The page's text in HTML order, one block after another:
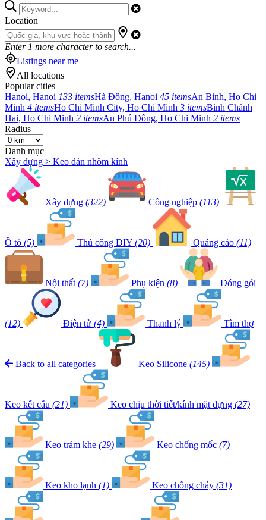
Location
Enter 1 more character to search...
Listings near me
All locations
Popular cities
Hanoi, Hanoi 133 itemsHà Đông, Hanoi 45 itemsAn Bình, Ho Chi
Minh 4 itemsHo Chi Minh City, Ho Chi Minh 3 itemsBình Chánh
Hai, Ho Chi Minh 2 itemsAn Phú Đông, Ho Chi Minh 2 items
Radius
Danh mục
Xây dựng > Keo dán nhôm kính
Xây dựng (322) Công nghiệp (113)
Ô tô (5) Thủ công DIY (20) Quảng cáo (11)
Nội thất (7) Phụ kiện (8) Đóng gói
(12) Điện tử (4) Thanh lý Tìm thợ
Back to all categories Keo Silicone (145)
Keo kết cấu (21) Keo chịu thời tiết/kính mặt đựng (27)
Keo trám khe (29) Keo chống mốc (7)
Keo kho lạnh (1) Keo chống cháy (31)